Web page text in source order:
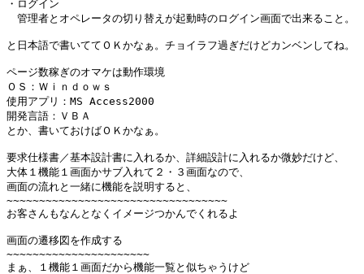
・ログイン
管理者とオペレータの切り替えが起動時のログイン画面で出来ること。
と日本語で書いててＯＫかなぁ。チョイラフ過ぎだけどカンベンしてね。
ページ数稼ぎのオマケは動作環境
ＯＳ：Ｗｉｎｄｏｗｓ
使用アプリ：MS Access2000
開発言語：ＶＢＡ
とか、書いておけばＯＫかなぁ。
要求仕様書／基本設計書に入れるか、詳細設計に入れるか微妙だけど、
大体１機能１画面かサブ入れて２・３画面なので、
画面の流れと一緒に機能を説明すると、
~~~~~~~~~~~~~~~~~~~~~~~~~~~~~~~~~~
お客さんもなんとなくイメージつかんでくれるよ
画面の遷移図を作成する
~~~~~~~~~~~~~~~~~~~~~~
まぁ、１機能１画面だから機能一覧と似ちゃうけど